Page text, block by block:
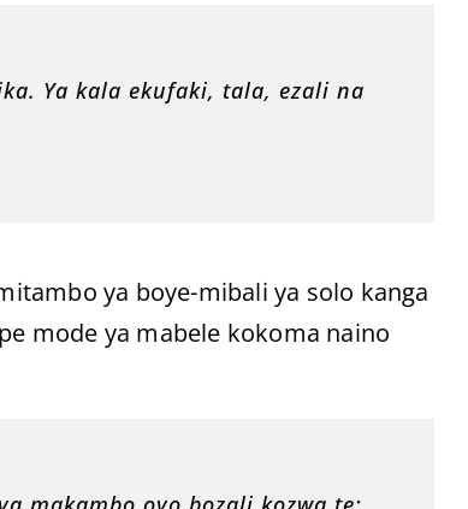
Ya kala ekufaki, tala, ezali na
ya boye-mibali ya solo kanga
mode ya mabele kokoma naino